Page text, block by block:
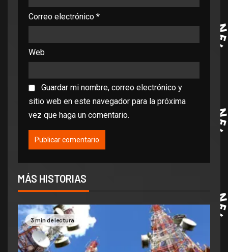
Correo electrónico *
Web
Guardar mi nombre, correo electrónico y
sitio web en este navegador para la próxima
vez que haga un comentario.
MÁS HISTORIAS
3 min de lectura